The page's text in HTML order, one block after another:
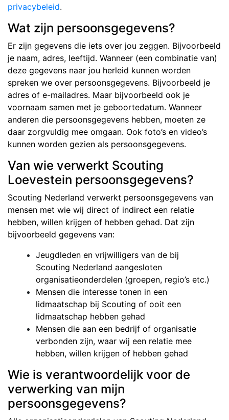
privacybeleid.
Wat zijn persoonsgegevens?
Er zijn gegevens die iets over jou zeggen. Bijvoorbeeld
je naam, adres, leeftijd. Wanneer (een combinatie van)
deze gegevens naar jou herleid kunnen worden
spreken we over persoonsgegevens. Bijvoorbeeld je
adres of e-mailadres. Maar bijvoorbeeld ook je
voornaam samen met je geboortedatum. Wanneer
anderen die persoonsgegevens hebben, moeten ze
daar zorgvuldig mee omgaan. Ook foto’s en video’s
kunnen worden gezien als persoonsgegevens.
Van wie verwerkt Scouting
Loevestein persoonsgegevens?
Scouting Nederland verwerkt persoonsgegevens van
mensen met wie wij direct of indirect een relatie
hebben, willen krijgen of hebben gehad. Dat zijn
bijvoorbeeld gegevens van:
Jeugdleden en vrijwilligers van de bij
Scouting Nederland aangesloten
organisatieonderdelen (groepen, regio’s etc.)
Mensen die interesse tonen in een
lidmaatschap bij Scouting of ooit een
lidmaatschap hebben gehad
Mensen die aan een bedrijf of organisatie
verbonden zijn, waar wij een relatie mee
hebben, willen krijgen of hebben gehad
Wie is verantwoordelijk voor de
verwerking van mijn
persoonsgegevens?